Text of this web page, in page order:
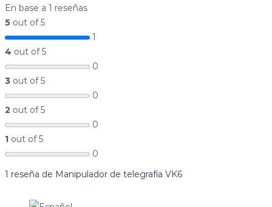
En base a 1 reseñas
5 out of 5
1
4 out of 5
0
3 out of 5
0
2 out of 5
0
1 out of 5
0
1 reseña de Manipulador de telegrafía VK6